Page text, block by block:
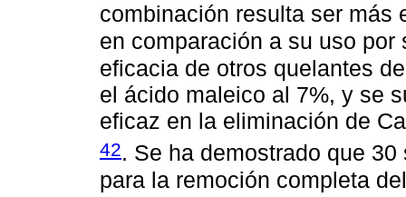
combinación resulta ser más
en comparación a su uso
eficacia de otros quelantes
el ácido maleico al 7%, y se
eficaz en la eliminación de
42. Se ha demostrado que
para la remoción completa